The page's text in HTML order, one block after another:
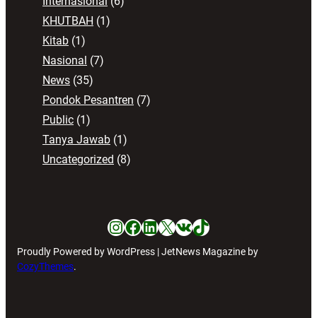
KHUTBAH (1)
Kitab (1)
Nasional (7)
News (35)
Pondok Pesantren (7)
Public (1)
Tanya Jawab (1)
Uncategorized (8)
Instagram
Facebook
LinkedIn
X VKTikTok
Proudly Powered by WordPress | JetNews Magazine by
CozyThemes.